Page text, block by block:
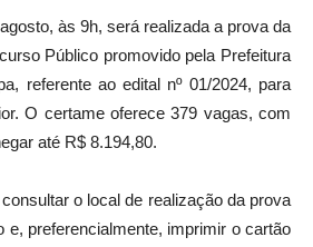
às 9h, será realizada a prova da
Público promovido pela Prefeitura
referente ao edital nº 01/2024, para
O certame oferece 379 vagas, com
até R$ 8.194,80.
o local de realização da prova
e, preferencialmente, imprimir o cartão